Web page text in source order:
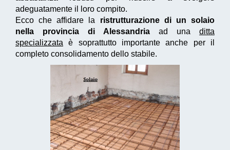
adeguatamente il loro compito.
Ecco che affidare la ristrutturazione di un solaio
nella provincia di Alessandria ad una ditta
specializzata è soprattutto importante anche per il
completo consolidamento dello stabile.